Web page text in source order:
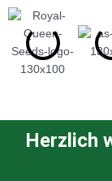
Herzlich